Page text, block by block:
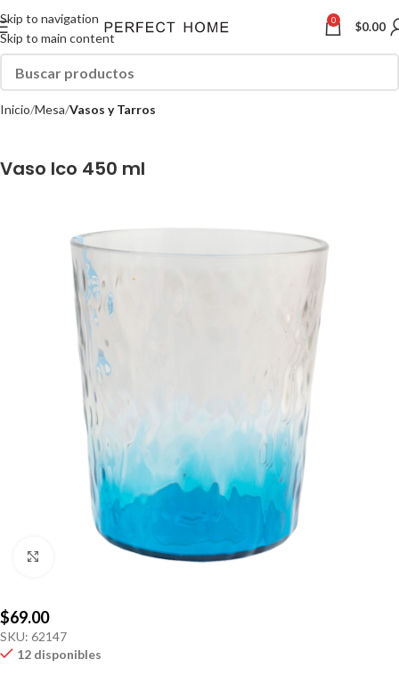
Skip to navigation
Skip to main content
0 $0.00
Inicio Mesa Vasos y Tarros
Vaso Ico 450 ml
Click to enlarge
$69.00
SKU: 62147
12 disponibles